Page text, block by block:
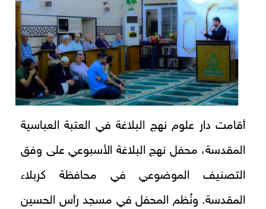
أقامت دار علوم نهج البلاغة في العتبة العباسية
المقدسة، محفل نهج البلاغة الأسبوعي على وفق
التصنيف الموضوعي في محافظة كربلاء
المقدسة. ونُظم المحفل في مسجد رأس الحسين